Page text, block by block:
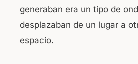
generaban era un tipo de
desplazaban de un lugar a
espacio.